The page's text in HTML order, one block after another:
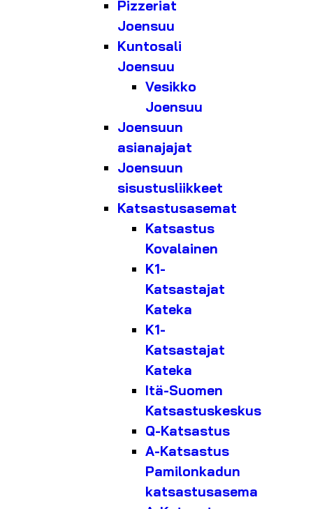
Pizzeriat
Joensuu
Kuntosali
Joensuu
Vesikko
Joensuu
Joensuun
asianajajat
Joensuun
sisustusliikkeet
Katsastusasemat
Katsastus
Kovalainen
K1-
Katsastajat
Kateka
K1-
Katsastajat
Kateka
Itä-Suomen
Katsastuskeskus
Q-Katsastus
A-Katsastus
Pamilonkadun
katsastusasema